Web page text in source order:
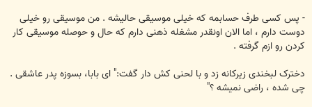
- پس کسی طرف حسابمه که خیلی موسیقی حالیشه . من موسیقی رو خیلی
دوست دارم ، اما الان اونقدر مشغله ذهنی دارم که حال و حوصله موسیقی کار
کردن رو ازم گرفته .
دخترک لبخندی زیرکانه زد و با لحنی کش دار گفت:" ای بابا، بسوزه پدر عاشقی .
چی شده ، راضی نمیشه ؟"